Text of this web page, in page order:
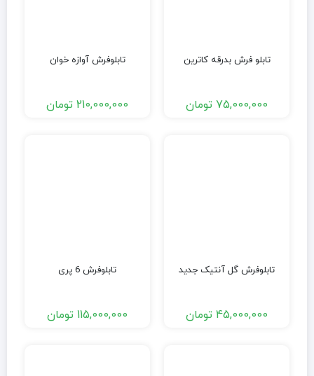
تابلو فرش بدرقه کاترین
75,000,000 تومان
تابلوفرش آوازه خوان
210,000,000 تومان
تابلوفرش گل آنتیک جدید
45,000,000 تومان
تابلوفرش 6 پری
115,000,000 تومان